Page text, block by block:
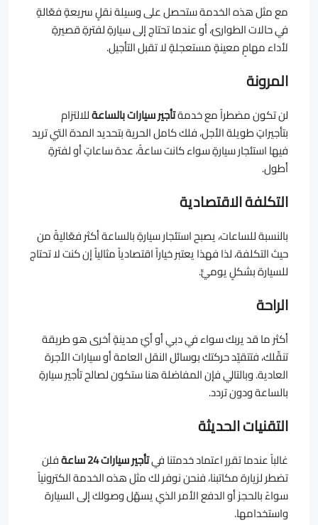
مع مثل هذه الخدمة ستحصل على وسيلة نقلٍ سريعةٍ فعّالةٍ
في حالات الطوارئ، أو عندما تحتاج إلى سيارةٍ لفترةٍ قصيرةٍ
لأداء مهامٍ معينةٍ مستعجلةٍ لا تقبل التأجيل.
المرونة
لن تكون مضطراً مع خدمةتأجير سيارات بالساعةللالتزام
بتأجيراتٍ طويلة الأجل، فلك كامل الحرية بتحديد المدة التي تريد
فيها استئجار سيارةٍ سواء كانت ساعةً، عدة ساعاتٍ أو لفترةٍ
أطول.
التكلفة الاقتصادية
بالنسبة للساعات، يصبح استئجار سيارةٍ بالساعة أكثر فعّاليةً من
حيث التكلفة، لذا فهذا يعتبر خياراً اقتصادياً مثالياً إن كنت لا تحتاج
للسيارة بشكلٍ يوميٍّ.
الراحة
أكثر ما قد يربك سواء في دبي أو أيّ مدينةٍ أخرى هو طريقة
تنقّلك، فتتقيّد حركتك بوسائل النقل العامة أو سيارات الأجرة
العادية. وبالتالي فإن المفاضلة هنا ستكون لصالح تأجير سيارةٍ
بالساعة ودون تردد.
التقنيات الحديثة
غالباً عندما تقرر اعتماد خدمتنا فيتأجير سيارات 24 ساعة
فلن
تضطر لزيارة مكاتبنا، فنحن نوفر لك مثل هذه الخدمة الكترونياً
سواءً بالحجز أو الدفع الأمر الذي يسهّل وصولك إلى السيارة
واستخدامها.